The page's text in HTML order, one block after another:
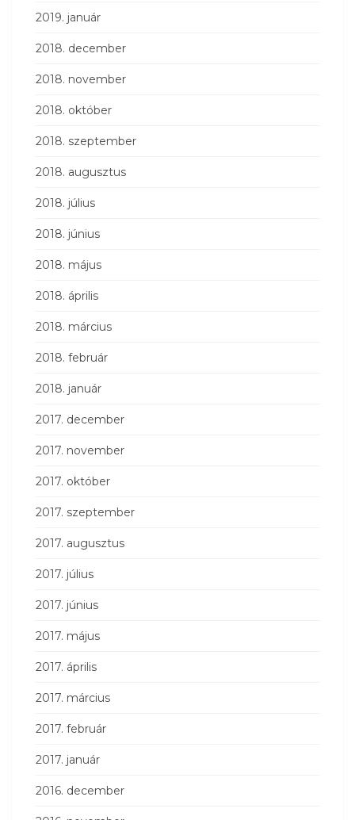
2019. január
2018. december
2018. november
2018. október
2018. szeptember
2018. augusztus
2018. július
2018. június
2018. május
2018. április
2018. március
2018. február
2018. január
2017. december
2017. november
2017. október
2017. szeptember
2017. augusztus
2017. július
2017. június
2017. május
2017. április
2017. március
2017. február
2017. január
2016. december